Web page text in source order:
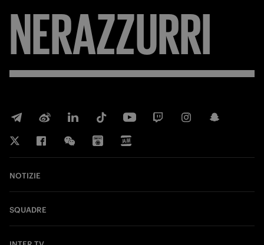
NERAZZURRI
NOTIZIE
SQUADRE